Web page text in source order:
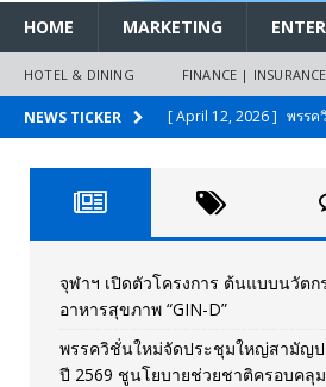
HOME MARKETING
HOTEL & DINING FINANCE |
NEWS TICKER [ April 12, 2026 ] พรรค
[ March 26, 2026 ]
เ
เมย.2569
AUTO
[ February 10, 2026 ]
วันที่สายอนุรักษ์นิยมเลิกรบ
[ November 26, 2025 ]
จุฬาฯ เปิดตัวโครงการ ต้นแบบนวัตก
อาหารสุขภาพ “GIN-D”
พรรควิชั่นใหม่จัดประชุมใหญ่สามัญป
ปี 2569 ชูนโยบายช่วยชาติครอบคลุ